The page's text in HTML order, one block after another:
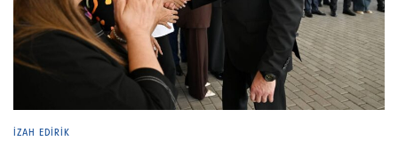
İZAH EDIRIK